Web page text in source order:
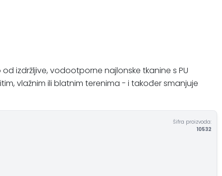
izdržljive, vodootporne najlonske tkanine s PU
vlažnim ili blatnim terenima - i također smanjuje
Šifra proizvoda:
10532